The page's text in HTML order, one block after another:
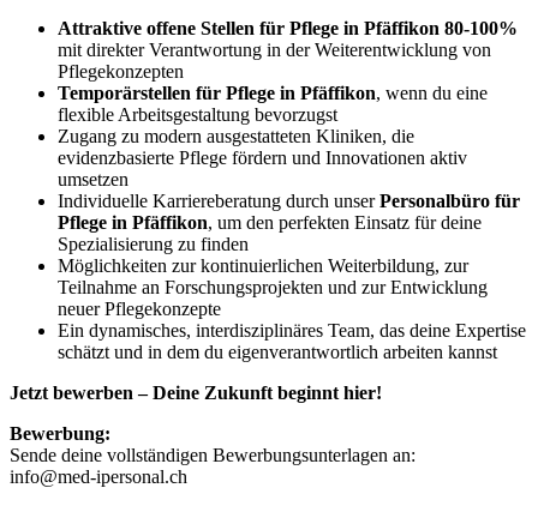
Attraktive offene Stellen für Pflege in Pfäffikon 80-100%
mit direkter Verantwortung in der Weiterentwicklung von
Pflegekonzepten
Temporärstellen für Pflege in Pfäffikon, wenn du eine
flexible Arbeitsgestaltung bevorzugst
Zugang zu modern ausgestatteten Kliniken, die
evidenzbasierte Pflege fördern und Innovationen aktiv
umsetzen
Individuelle Karriereberatung durch unserPersonalbüro für
Pflege in Pfäffikon, um den perfekten Einsatz für deine
Spezialisierung zu finden
Möglichkeiten zur kontinuierlichen Weiterbildung, zur
Teilnahme an Forschungsprojekten und zur Entwicklung
neuer Pflegekonzepte
Ein dynamisches, interdisziplinäres Team, das deine Expertise
schätzt und in dem du eigenverantwortlich arbeiten kannst
Jetzt bewerben – Deine Zukunft beginnt hier!
Bewerbung:
Sende deine vollständigen Bewerbungsunterlagen an:
info@med-ipersonal.ch